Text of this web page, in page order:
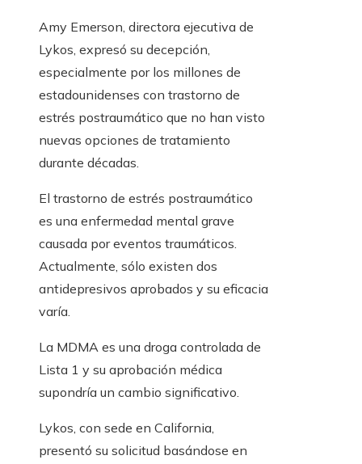
Amy Emerson, directora ejecutiva de
Lykos, expresó su decepción,
especialmente por los millones de
estadounidenses con trastorno de
estrés postraumático que no han visto
nuevas opciones de tratamiento
durante décadas.
El trastorno de estrés postraumático
es una enfermedad mental grave
causada por eventos traumáticos.
Actualmente, sólo existen dos
antidepresivos aprobados y su eficacia
varía.
La MDMA es una droga controlada de
Lista 1 y su aprobación médica
supondría un cambio significativo.
Lykos, con sede en California,
presentó su solicitud basándose en